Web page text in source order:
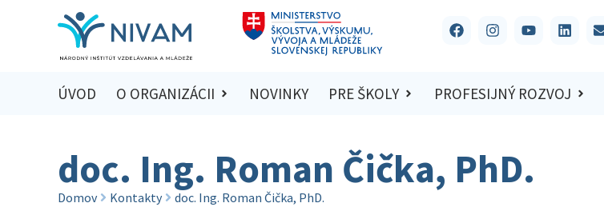
ÚVOD O ORGANIZÁCII NOVINKY PRE ŠKOLY PROFESIJNÝ ROZVOJ
doc. Ing. Roman Čička, PhD.
Domov Kontakty doc. Ing. Roman Čička, PhD.